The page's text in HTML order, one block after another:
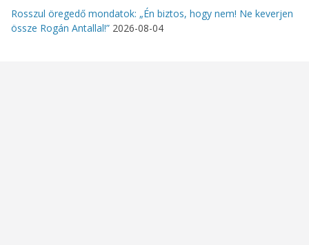
Rosszul öregedő mondatok: „Én biztos, hogy nem! Ne keverjen
össze Rogán Antallal!” 2026-08-04